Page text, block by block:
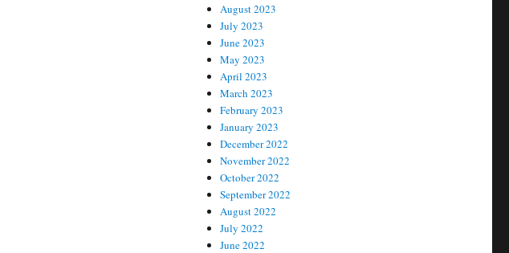
August 2023
July 2023
June 2023
May 2023
April 2023
March 2023
February 2023
January 2023
December 2022
November 2022
October 2022
September 2022
August 2022
July 2022
June 2022